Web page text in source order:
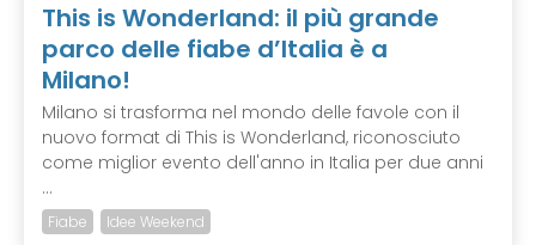
This is Wonderland: il più grande
parco delle fiabe d’Italia è a
Milano!
Milano si trasforma nel mondo delle favole con il
nuovo format di This is Wonderland, riconosciuto
come miglior evento dell'anno in Italia per due anni
...
Fiabe Idee Weekend